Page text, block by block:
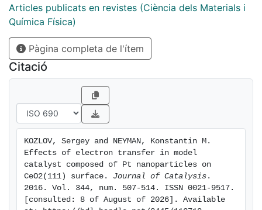
insensitive to the Pt-ceria electron transfer, at variance
with the electronic structure of oxygen anions at the
interface, which is significantly affected by the
electron transfer. The findings of this work and the
special modeling approach applied pave the way for
deeper analysis of electronic metal-support
interactions in catalysis.
Articles publicats en revistes (Ciència dels Materials i
Química Física)
Pàgina completa de l'ítem
Citació
KOZLOV, Sergey and NEYMAN, Konstantin M.
Effects of electron transfer in model
catalyst composed of Pt nanoparticles on
CeO2(111) surface. Journal of Catalysis .
2016. Vol. 344, num. 507-514. ISSN 0021-9517.
[consulted: 8 of August of 2026]. Available